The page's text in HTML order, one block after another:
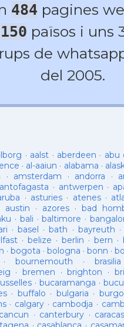
484 pagines
150 països i uns
de
del 2005.
· aalst · aberdeen · abu
· al-aaiun · alabama ·
· amsterdam · andorra ·
antofagasta · antwerpen ·
· asturies· atenes·
austin · azores·bad
· bali ·baltimore ·
·basel ·bath · bayreuth
· belize · berlin ·bern ·
· bogota · bologna ·bonn ·
bournemouth ·brasilia
· bremen ·brighton ·
· bucaramanga ·
· buffalo · bulgaria ·
· calgary · cambodja ·
cancun · canterbury · caracas